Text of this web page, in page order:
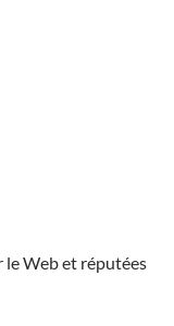
le Web et réputées